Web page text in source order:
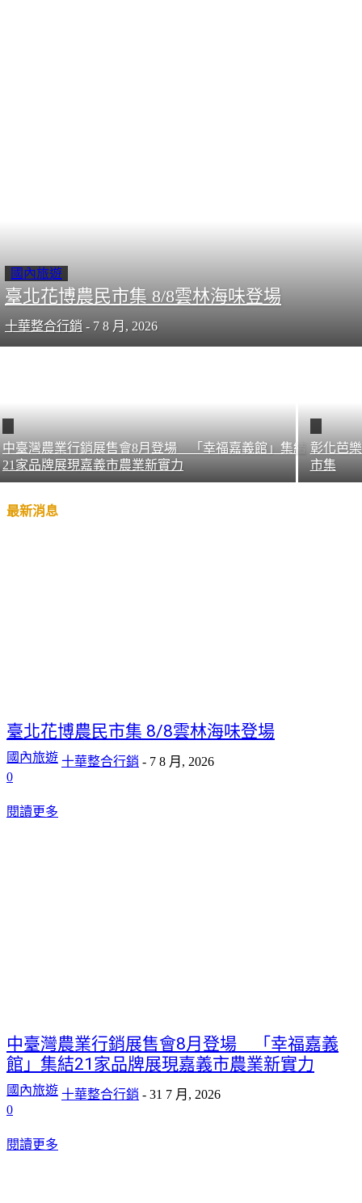
海
味
登
國內旅遊
臺北花博農民市集 8/8雲林海味登場
十華整合行銷 - 7 8 月, 2026
中臺灣農業行銷展售會8月登場 「幸福嘉義館」集結
21家品牌展現嘉義市農業新實力
彰化芭
市集
最新消息
臺北花博農民市集 8/8雲林海味登場
國內旅遊 十華整合行銷 - 7 8 月, 2026
0
閱讀更多
中臺灣農業行銷展售會8月登場 「幸福嘉義
館」集結21家品牌展現嘉義市農業新實力
國內旅遊 十華整合行銷 - 31 7 月, 2026
0
閱讀更多